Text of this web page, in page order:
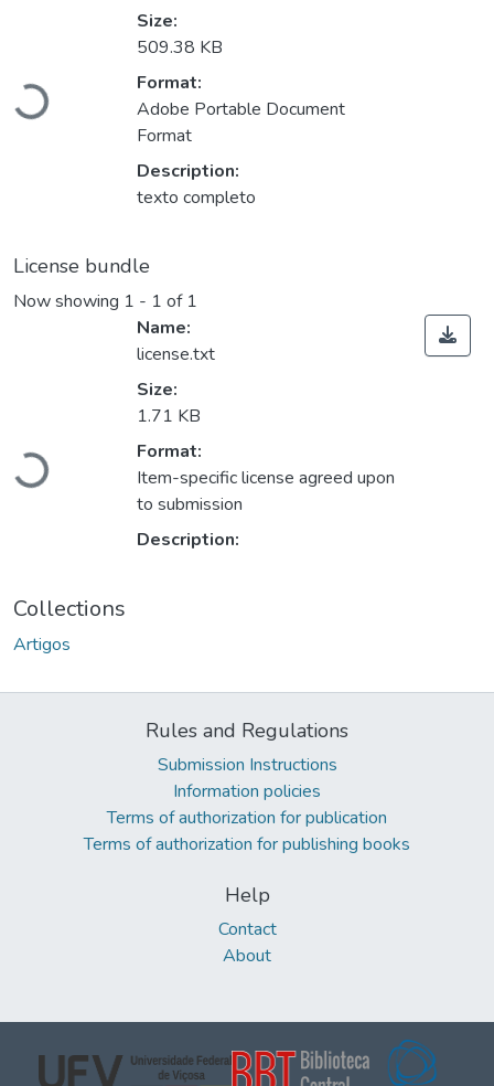
Loading...
Size:
509.38 KB
Format:
Adobe Portable Document
Format
Description:
texto completo
License bundle
Now showing 1 - 1 of 1
Loading...
Name:
license.txt
Size:
1.71 KB
Format:
Item-specific license agreed upon
to submission
Description:
Collections
Artigos
Rules and Regulations
Submission Instructions
Information policies
Terms of authorization for publication
Terms of authorization for publishing books
Help
Contact
About